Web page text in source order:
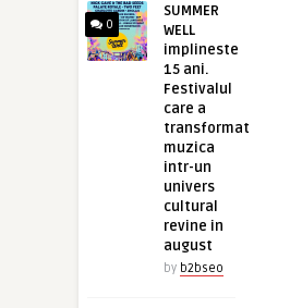
0
SUMMER
WELL
implineste
15 ani.
Festivalul
care a
transformat
muzica
intr-un
univers
cultural
revine in
august
by b2bseo